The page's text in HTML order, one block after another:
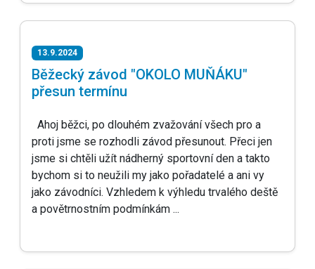
13.9.2024
Běžecký závod "OKOLO MUŇÁKU"
přesun termínu
Ahoj běžci, po dlouhém zvažování všech pro a
proti jsme se rozhodli závod přesunout. Přeci jen
jsme si chtěli užít nádherný sportovní den a takto
bychom si to neužili my jako pořadatelé a ani vy
jako závodníci. Vzhledem k výhledu trvalého deště
a povětrnostním podmínkám ...